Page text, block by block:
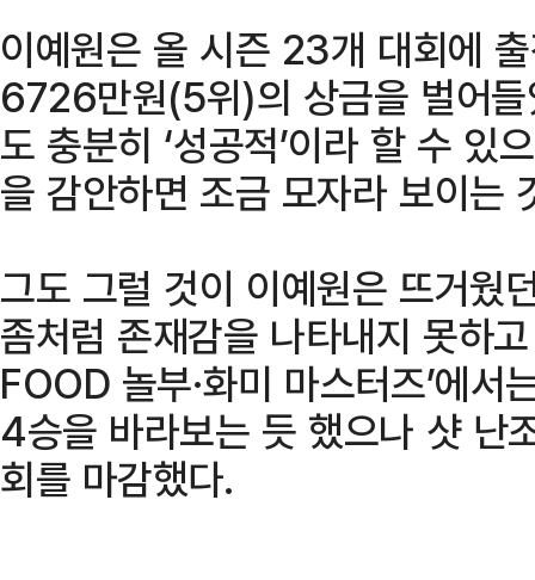
이예원은 올 시즌 23개 대회에
6726만원(5위)의 상금을 벌어
도 충분히 ‘성공적’이라 할 수 있
을 감안하면 조금 모자라 보이는
그도 그럴 것이 이예원은 뜨거웠
좀처럼 존재감을 나타내지 못하
FOOD 놀부·화미 마스터즈’에
4승을 바라보는 듯 했으나 샷 난
회를 마감했다.